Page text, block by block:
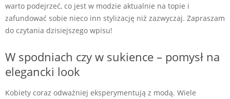
warto podejrzeć, co jest w modzie aktualnie na topie i
zafundować sobie nieco inn stylizację niż zazwyczaj. Zapraszam
do czytania dzisiejszego wpisu!
W spodniach czy w sukience – pomysł na
elegancki look
Kobiety coraz odważniej eksperymentują z modą. Wiele